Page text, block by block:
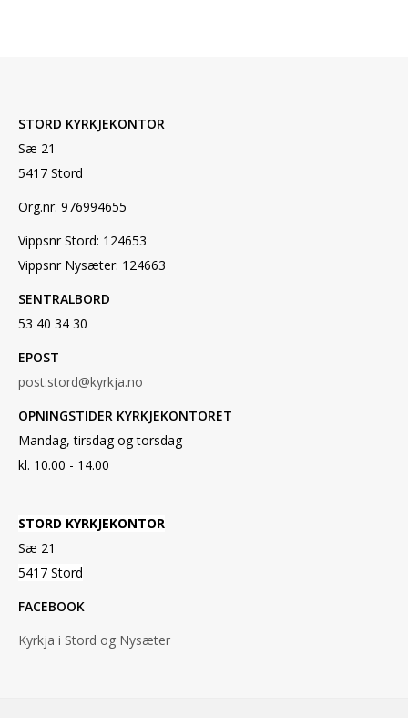
STORD KYRKJEKONTOR
Sæ 21
5417 Stord
Org.nr. 976994655
Vippsnr Stord: 124653
Vippsnr Nysæter: 124663
SENTRALBORD
53 40 34 30
EPOST
post.stord@kyrkja.no
OPNINGSTIDER KYRKJEKONTORET
Mandag, tirsdag og torsdag
kl. 10.00 - 14.00
STORD KYRKJEKONTOR
Sæ 21
5417 Stord
FACEBOOK
Kyrkja i Stord og Nysæter